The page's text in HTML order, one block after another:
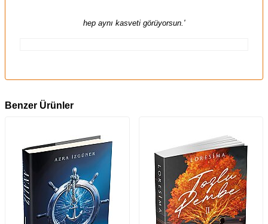
hep aynı kasveti görüyorsun.'
Benzer Ürünler